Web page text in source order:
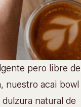
pero libre de
nuestro acai bowl
natural de